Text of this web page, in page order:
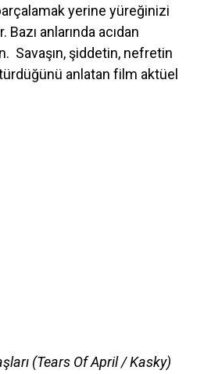
yerine yüreğinizi
anlarında acıdan
Savaşın, şiddetin, nefretin
anlatan film aktüel
(Tears Of April / Kasky)